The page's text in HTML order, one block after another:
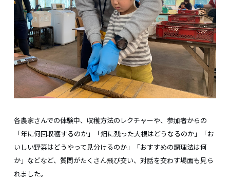
各農家さんでの体験中、収穫方法のレクチャーや、参加者からの
「年に何回収穫するのか」「畑に残った大根はどうなるのか」「お
いしい野菜はどうやって見分けるのか」「おすすめの調理法は何
か」などなど、質問がたくさん飛び交い、対話を交わす場面も見ら
れました。